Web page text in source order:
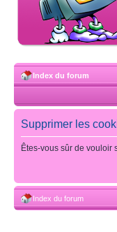
Index du forum
Supprimer les
Êtes-vous sûr de vouloir
Index du forum